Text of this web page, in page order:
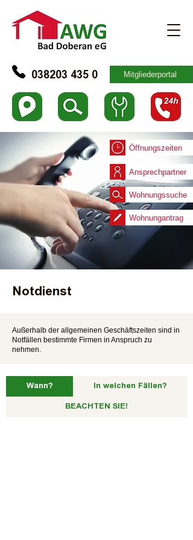
038203 435 0 Mitgliederportal
Öffnungszeiten
Ansprechpartner
Wohnungssuche
Wohnungantrag
Notdienst
Außerhalb der allgemeinen Geschäftszeiten sind in
Notfällen bestimmte Firmen in Anspruch zu
nehmen.
Wann? In welchen Fällen?
BEACHTEN SIE!